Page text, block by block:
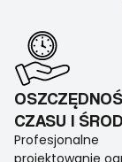
CZASU I
Profesjonalne